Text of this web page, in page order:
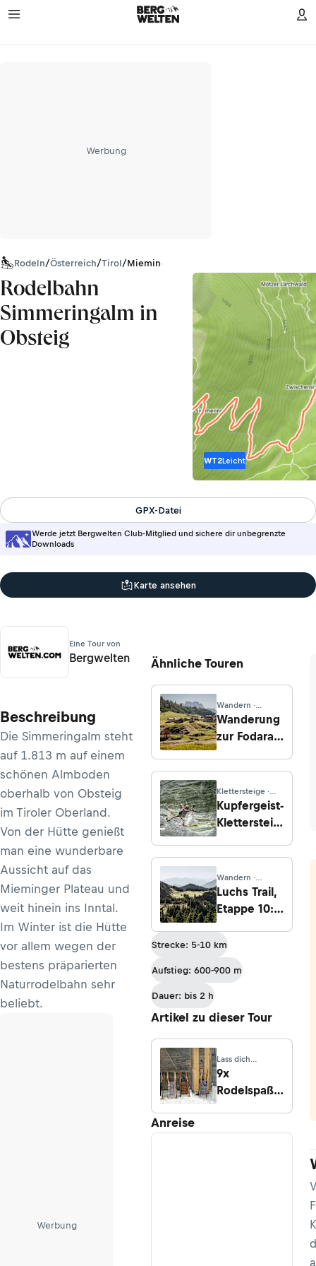
Werbung
Rodeln/Österreich/Tirol/Mieminger Kette
Rodelbahn
Simmeringalm in
Obsteig
WT2Leicht
Werde jetzt Bergwelten Club-Mitglied und sichere dir unbegrenzte
Downloads
GPX-Datei
Karte ansehen
Eine Tour von
Bergwelten
Beschreibung
Die Simmeringalm steht
auf 1.813 m auf einem
schönen Almboden
oberhalb von Obsteig
im Tiroler Oberland.
Von der Hütte genießt
man eine wunderbare
Aussicht auf das
Mieminger Plateau und
weit hinein ins Inntal.
Im Winter ist die Hütte
vor allem wegen der
bestens präparierten
Naturrodelbahn sehr
beliebt.
Werbung
Ähnliche Touren
Wandern ·
Venetien
Wanderung
zur Fodara-
von Pederü
Klettersteige ·
Kärnten
Kupfergeist-
Klettersteig
Hüttschlag
Wandern ·
Niederösterreich
Luchs Trail,
Etappe 10:
nach
Hochreit
Strecke: 5-10 km
Aufstieg: 600-900 m
Dauer: bis 2 h
Artikel zu dieser Tour
Lass dich
inspirieren
9x
Rodelspaß
Anreise